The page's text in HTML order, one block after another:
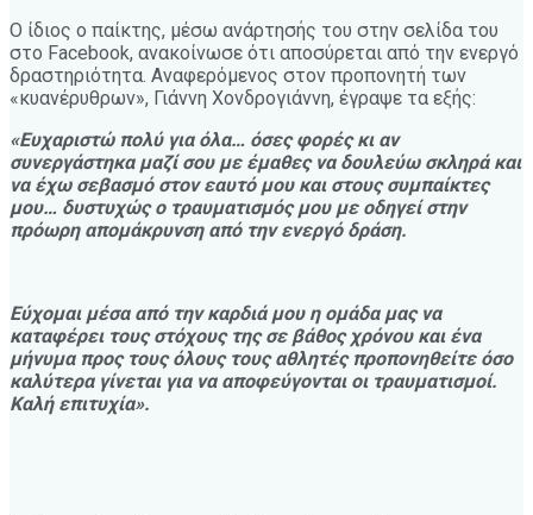
Ο ίδιος ο παίκτης, μέσω ανάρτησής του στην σελίδα του
στο Facebook, ανακοίνωσε ότι αποσύρεται από την ενεργό
δραστηριότητα. Αναφερόμενος στον προπονητή των
«κυανέρυθρων», Γιάννη Χονδρογιάννη, έγραψε τα εξής:
«Ευχαριστώ πολύ για όλα… όσες φορές κι αν
συνεργάστηκα μαζί σου με έμαθες να δουλεύω σκληρά και
να έχω σεβασμό στον εαυτό μου και στους συμπαίκτες
μου… δυστυχώς ο τραυματισμός μου με οδηγεί στην
πρόωρη απομάκρυνση από την ενεργό δράση.
Εύχομαι μέσα από την καρδιά μου η ομάδα μας να
καταφέρει τους στόχους της σε βάθος χρόνου και ένα
μήνυμα προς τους όλους τους αθλητές προπονηθείτε όσο
καλύτερα γίνεται για να αποφεύγονται οι τραυματισμοί.
Καλή επιτυχία».